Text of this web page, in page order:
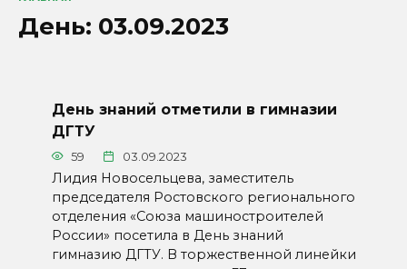
День: 03.09.2023
День знаний отметили в гимназии
ДГТУ
59 03.09.2023
Лидия Новосельцева, заместитель
председателя Ростовского регионального
отделения «Союза машиностроителей
России» посетила в День знаний
гимназию ДГТУ. В торжественной линейки